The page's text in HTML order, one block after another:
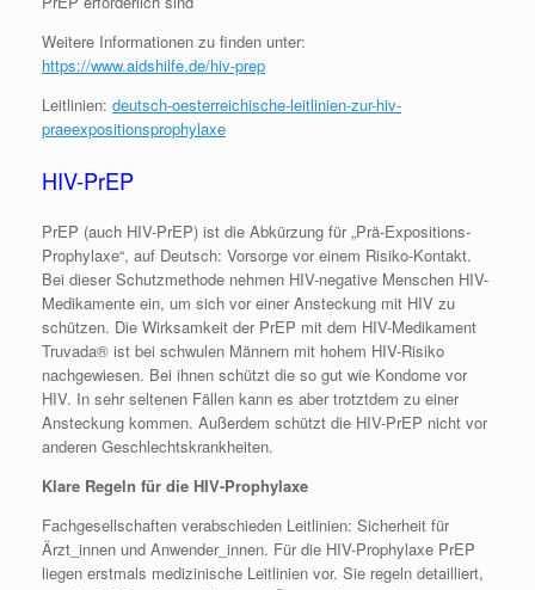
Weitere Informationen zu finden unter:
https://www.aidshilfe.de/hiv-prep
Leitlinien: deutsch-oesterreichische-leitlinien-zur-hiv-
praeexpositionsprophylaxe
HIV-PrEP
PrEP (auch HIV-PrEP) ist die Abkürzung für „Prä-Expositions-
Prophylaxe“, auf Deutsch: Vorsorge vor einem Risiko-Kontakt.
Bei dieser Schutzmethode nehmen HIV-negative Menschen HIV-
Medikamente ein, um sich vor einer Ansteckung mit HIV zu
schützen. Die Wirksamkeit der PrEP mit dem HIV-Medikament
Truvada® ist bei schwulen Männern mit hohem HIV-Risiko
nachgewiesen. Bei ihnen schützt die so gut wie Kondome vor
HIV. In sehr seltenen Fällen kann es aber trotztdem zu einer
Ansteckung kommen. Außerdem schützt die HIV-PrEP nicht vor
anderen Geschlechtskrankheiten.
Klare Regeln für die HIV-Prophylaxe
Fachgesellschaften verabschieden Leitlinien: Sicherheit für
Ärzt_innen und Anwender_innen. Für die HIV-Prophylaxe PrEP
liegen erstmals medizinische Leitlinien vor. Sie regeln detailliert,